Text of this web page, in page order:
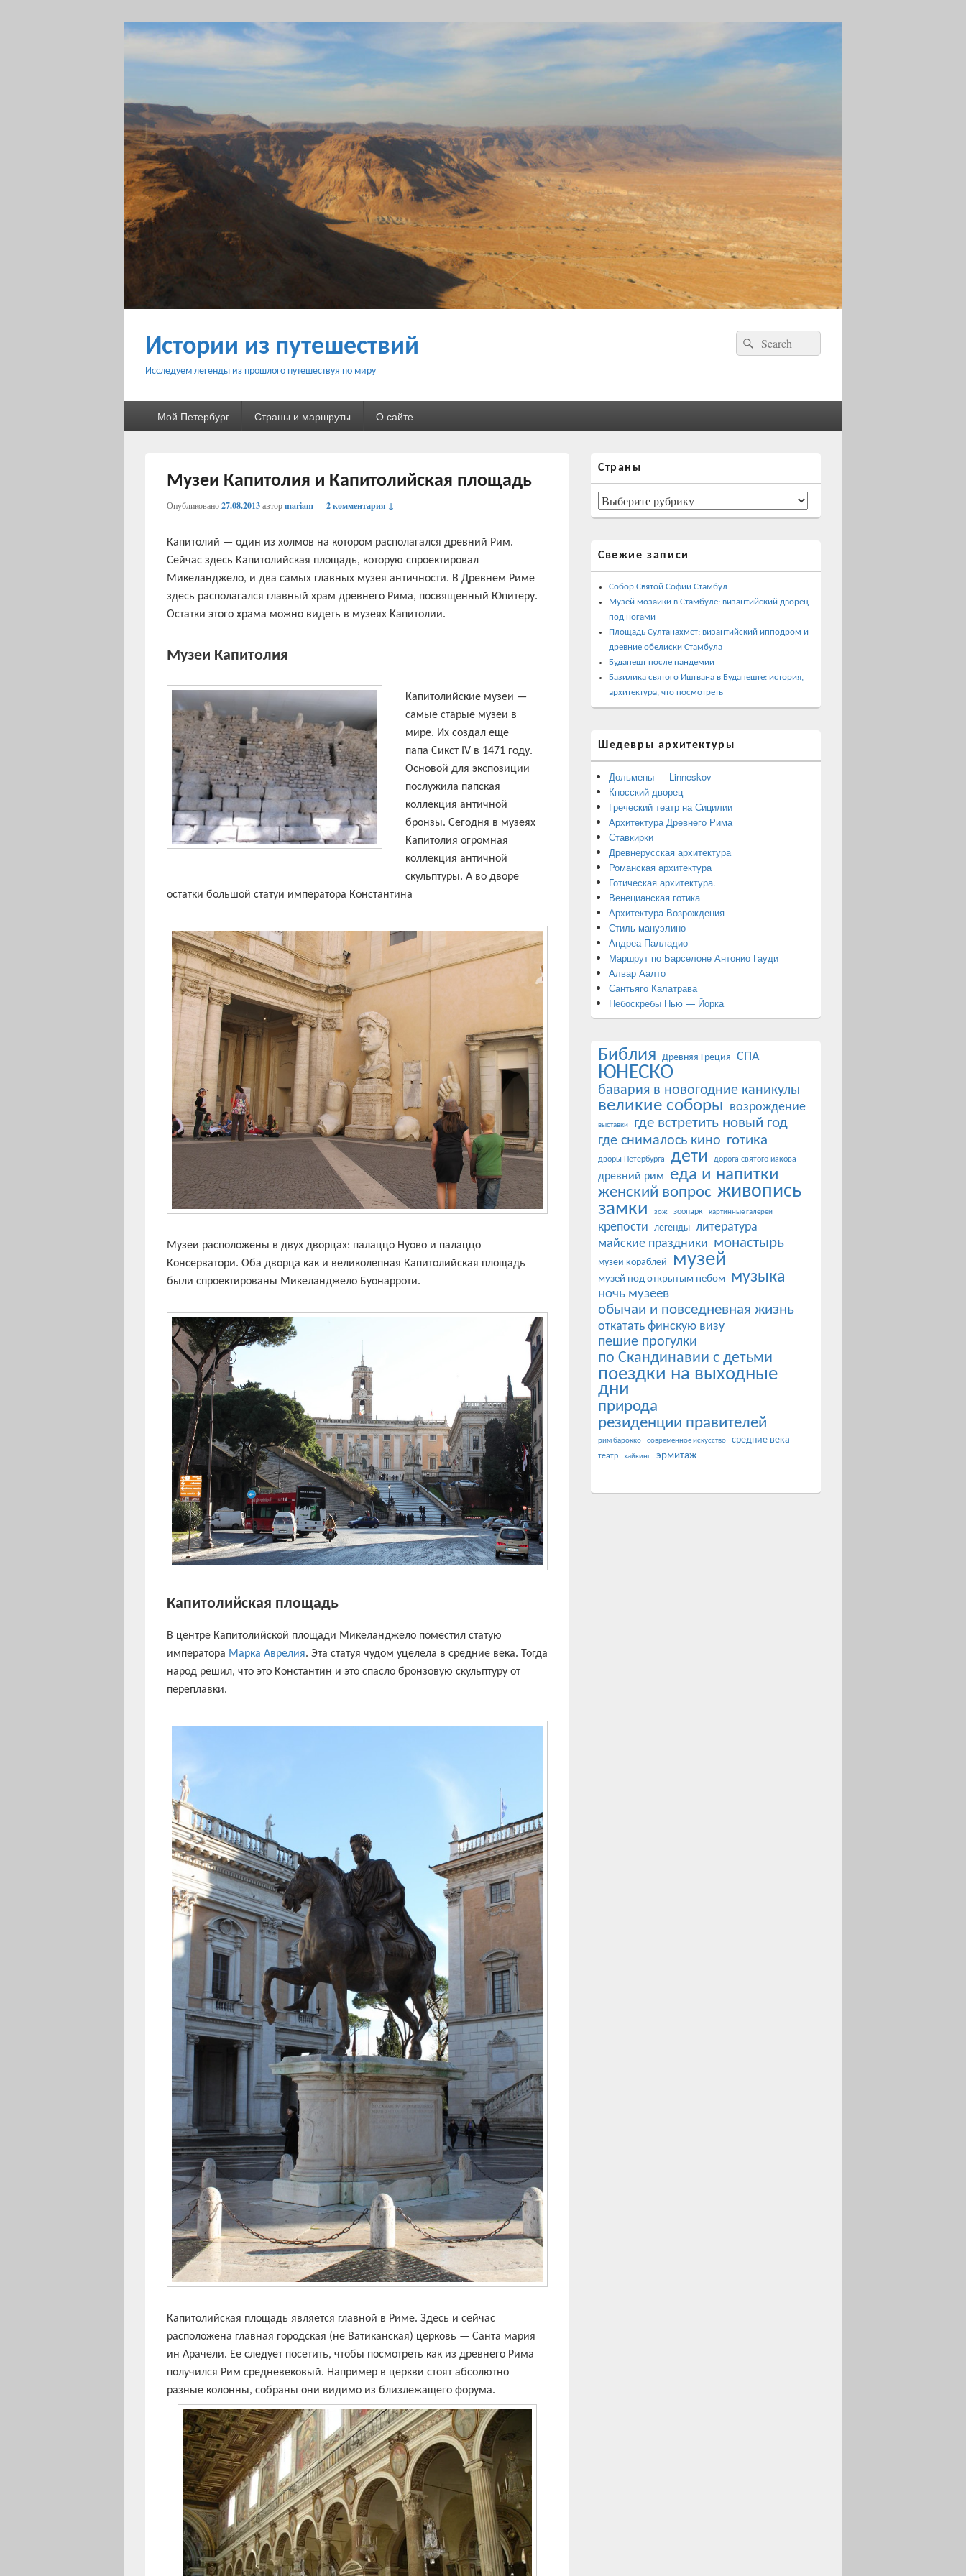
Истории из путешествий
Исследуем легенды из прошлого путешествуя по миру
Найти:Поиск
Мой Петербург Страны и маршруты О сайте
Музеи Капитолия и Капитолийская площадь
Опубликовано27.08.2013авторmariam—2 комментария ↓
Капитолий — один из холмов на котором располагался древний Рим.
Сейчас здесь Капитолийская площадь, которую спроектировал
Микеланджело, и два самых главных музея античности. В Древнем Риме
здесь располагался главный храм древнего Рима, посвященный Юпитеру.
Остатки этого храма можно видеть в музеях Капитолии.
Музеи Капитолия
Капитолийские музеи —
самые старые музеи в
мире. Их создал еще
папа Сикст IV в 1471 году.
Основой для экспозиции
послужила папская
коллекция античной
бронзы. Сегодня в музеях
Капитолия огромная
коллекция античной
скульптуры. А во дворе
остатки большой статуи императора Константина
Музеи расположены в двух дворцах: палаццо Нуово и палаццо
Консерватори. Оба дворца как и великолепная Капитолийская площадь
были спроектированы Микеланджело Буонарроти.
Капитолийская площадь
В центре Капитолийской площади Микеланджело поместил статую
императора Марка Аврелия. Эта статуя чудом уцелела в средние века. Тогда
народ решил, что это Константин и это спасло бронзовую скульптуру от
переплавки.
Капитолийская площадь является главной в Риме. Здесь и сейчас
расположена главная городская (не Ватиканская) церковь — Санта мария
ин Арачели. Ее следует посетить, чтобы посмотреть как из древнего Рима
получился Рим средневековый. Например в церкви стоят абсолютно
разные колонны, собраны они видимо из близлежащего форума.
основной
боковой
панели
Страны
Страны
Свежие записи
Собор Святой Софии Стамбул
Музей мозаики в Стамбуле: византийский дворец
под ногами
Площадь Султанахмет: византийский ипподром и
древние обелиски Стамбула
Будапешт после пандемии
Базилика святого Иштвана в Будапеште: история,
архитектура, что посмотреть
Шедевры архитектуры
Дольмены — Linneskov
Кносский дворец
Греческий театр на Сицилии
Архитектура Древнего Рима
Ставкирки
Древнерусская архитектура
Романская архитектура
Готическая архитектура.
Венецианская готика
Архитектура Возрождения
Стиль мануэлино
Андреа Палладио
Маршрут по Барселоне Антонио Гауди
Алвар Аалто
Сантьяго Калатрава
Небоскребы Нью — Йорка
Библия Древняя Греция СПА
ЮНЕСКО
бавария в новогодние каникулы
великие соборы возрождение
выставки где встретить новый год
где снималось кино готика
дворы Петербурга дети дорога святого иакова
древний рим еда и напитки
женский вопрос живопись
замки
зож зоопарк картинные галереи
крепости легенды литература
майские праздники монастырь
музеи кораблей музей
музей под открытым небом музыка
ночь музеев
обычаи и повседневная жизнь
откатать финскую визу
пешие прогулки
по Скандинавии с детьми
поездки на выходные
дни
природа
резиденции правителей
рим барокко современное искусство средние века
театр хайкинг эрмитаж